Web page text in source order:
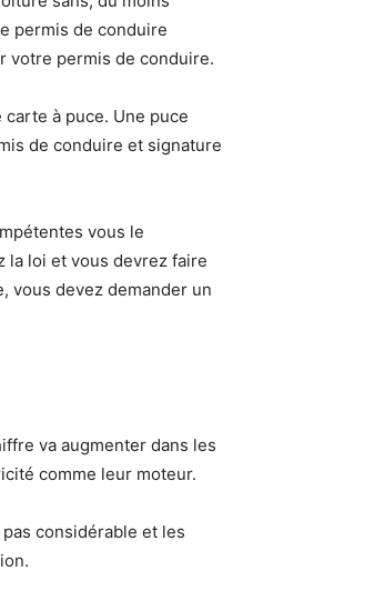
permis de conduire
votre permis de conduire.
à puce. Une puce
de conduire et signature
vous le
la loi et vous devrez faire
vous devez demander un
va augmenter dans les
comme leur moteur.
considérable et les